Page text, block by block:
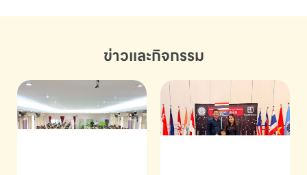
ข่าวและกิจกรรม